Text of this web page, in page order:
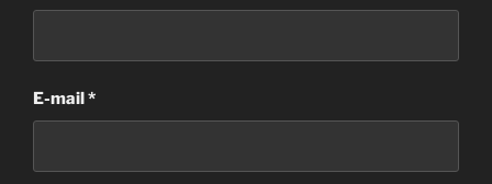
E-mail*